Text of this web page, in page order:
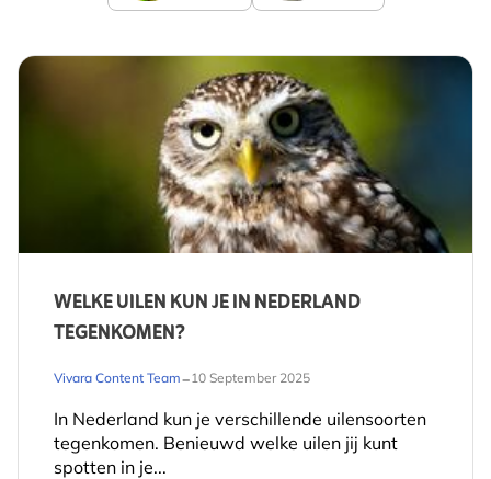
WELKE UILEN KUN JE IN NEDERLAND
TEGENKOMEN?
Vivara Content Team-10 September 2025
In Nederland kun je verschillende uilensoorten
tegenkomen. Benieuwd welke uilen jij kunt
spotten in je...